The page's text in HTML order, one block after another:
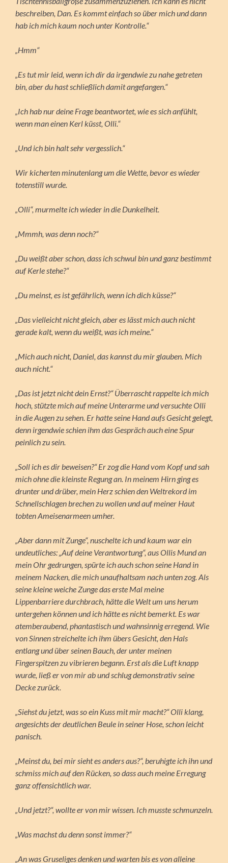
beschreiben, Dan. Es kommt einfach so über mich und dann
hab ich mich kaum noch unter Kontrolle.“
„Hmm“
„Es tut mir leid, wenn ich dir da irgendwie zu nahe getreten
bin, aber du hast schließlich damit angefangen.“
„Ich hab nur deine Frage beantwortet, wie es sich anfühlt,
wenn man einen Kerl küsst, Olli.“
„Und ich bin halt sehr vergesslich.“
Wir kicherten minutenlang um die Wette, bevor es wieder
totenstill wurde.
„Olli“, murmelte ich wieder in die Dunkelheit.
„Mmmh, was denn noch?“
„Du weißt aber schon, dass ich schwul bin und ganz bestimmt
auf Kerle stehe?“
„Du meinst, es ist gefährlich, wenn ich dich küsse?“
„Das vielleicht nicht gleich, aber es lässt mich auch nicht
gerade kalt, wenn du weißt, was ich meine.“
„Mich auch nicht, Daniel, das kannst du mir glauben. Mich
auch nicht.“
„Das ist jetzt nicht dein Ernst?“ Überrascht rappelte ich mich
hoch, stützte mich auf meine Unterarme und versuchte Olli
in die Augen zu sehen. Er hatte seine Hand aufs Gesicht gelegt,
denn irgendwie schien ihm das Gespräch auch eine Spur
peinlich zu sein.
„Soll ich es dir beweisen?“ Er zog die Hand vom Kopf und sah
mich ohne die kleinste Regung an. In meinem Hirn ging es
drunter und drüber, mein Herz schien den Weltrekord im
Schnellschlagen brechen zu wollen und auf meiner Haut
tobten Ameisenarmeen umher.
„Aber dann mit Zunge“, nuschelte ich und kaum war ein
undeutliches: „Auf deine Verantwortung“, aus Ollis Mund an
mein Ohr gedrungen, spürte ich auch schon seine Hand in
meinem Nacken, die mich unaufhaltsam nach unten zog. Als
seine kleine weiche Zunge das erste Mal meine
Lippenbarriere durchbrach, hätte die Welt um uns herum
untergehen können und ich hätte es nicht bemerkt. Es war
atemberaubend, phantastisch und wahnsinnig erregend. Wie
von Sinnen streichelte ich ihm übers Gesicht, den Hals
entlang und über seinen Bauch, der unter meinen
Fingerspitzen zu vibrieren begann. Erst als die Luft knapp
wurde, ließ er von mir ab und schlug demonstrativ seine
Decke zurück.
„Siehst du jetzt, was so ein Kuss mit mir macht?“ Olli klang,
angesichts der deutlichen Beule in seiner Hose, schon leicht
panisch.
„Meinst du, bei mir sieht es anders aus?“, beruhigte ich ihn und
schmiss mich auf den Rücken, so dass auch meine Erregung
ganz offensichtlich war.
„Und jetzt?“, wollte er von mir wissen. Ich musste schmunzeln.
„Was machst du denn sonst immer?“
„An was Gruseliges denken und warten bis es von alleine